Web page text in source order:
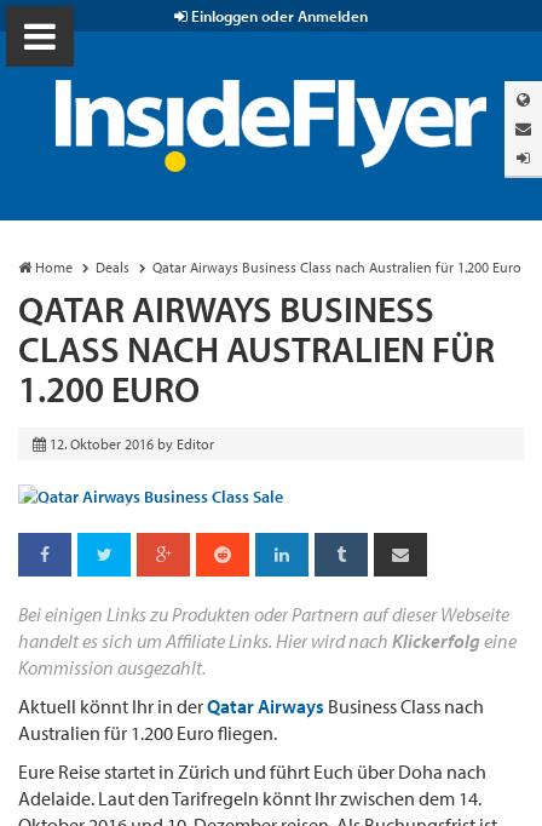
Einloggen oder Anmelden
Home Deals Qatar Airways Business Class nach Australien für 1.200 Euro
QATAR AIRWAYS BUSINESS
CLASS NACH AUSTRALIEN FÜR
1.200 EURO
12. Oktober 2016 by Editor
Bei einigen Links zu Produkten oder Partnern auf dieser Webseite
handelt es sich um Affiliate Links. Hier wird nach Klickerfolg eine
Kommission ausgezahlt.
Aktuell könnt Ihr in derQatar Airways Business Class nach
Australien für 1.200 Euro fliegen.
Eure Reise startet in Zürich und führt Euch über Doha nach
Adelaide. Laut den Tarifregeln könnt Ihr zwischen dem 14.